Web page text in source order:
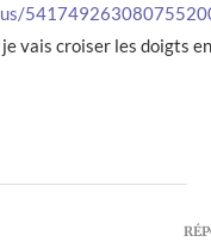
vais croiser les doigts